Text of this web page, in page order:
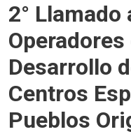
2° Llamado
Operadores
Desarrollo
Centros
Pueblos